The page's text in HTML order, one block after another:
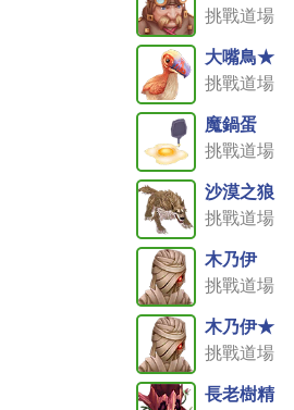
挑戰道場
大嘴鳥★
挑戰道場
魔鍋蛋
挑戰道場
沙漠之狼
挑戰道場
木乃伊
挑戰道場
木乃伊★
挑戰道場
長老樹精